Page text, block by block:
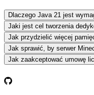
Dlaczego Java 21 jest
Jaki jest cel tworzenia
Jak przydzielić więcej
Jak sprawić, by serwer
Jak zaakceptować umowę